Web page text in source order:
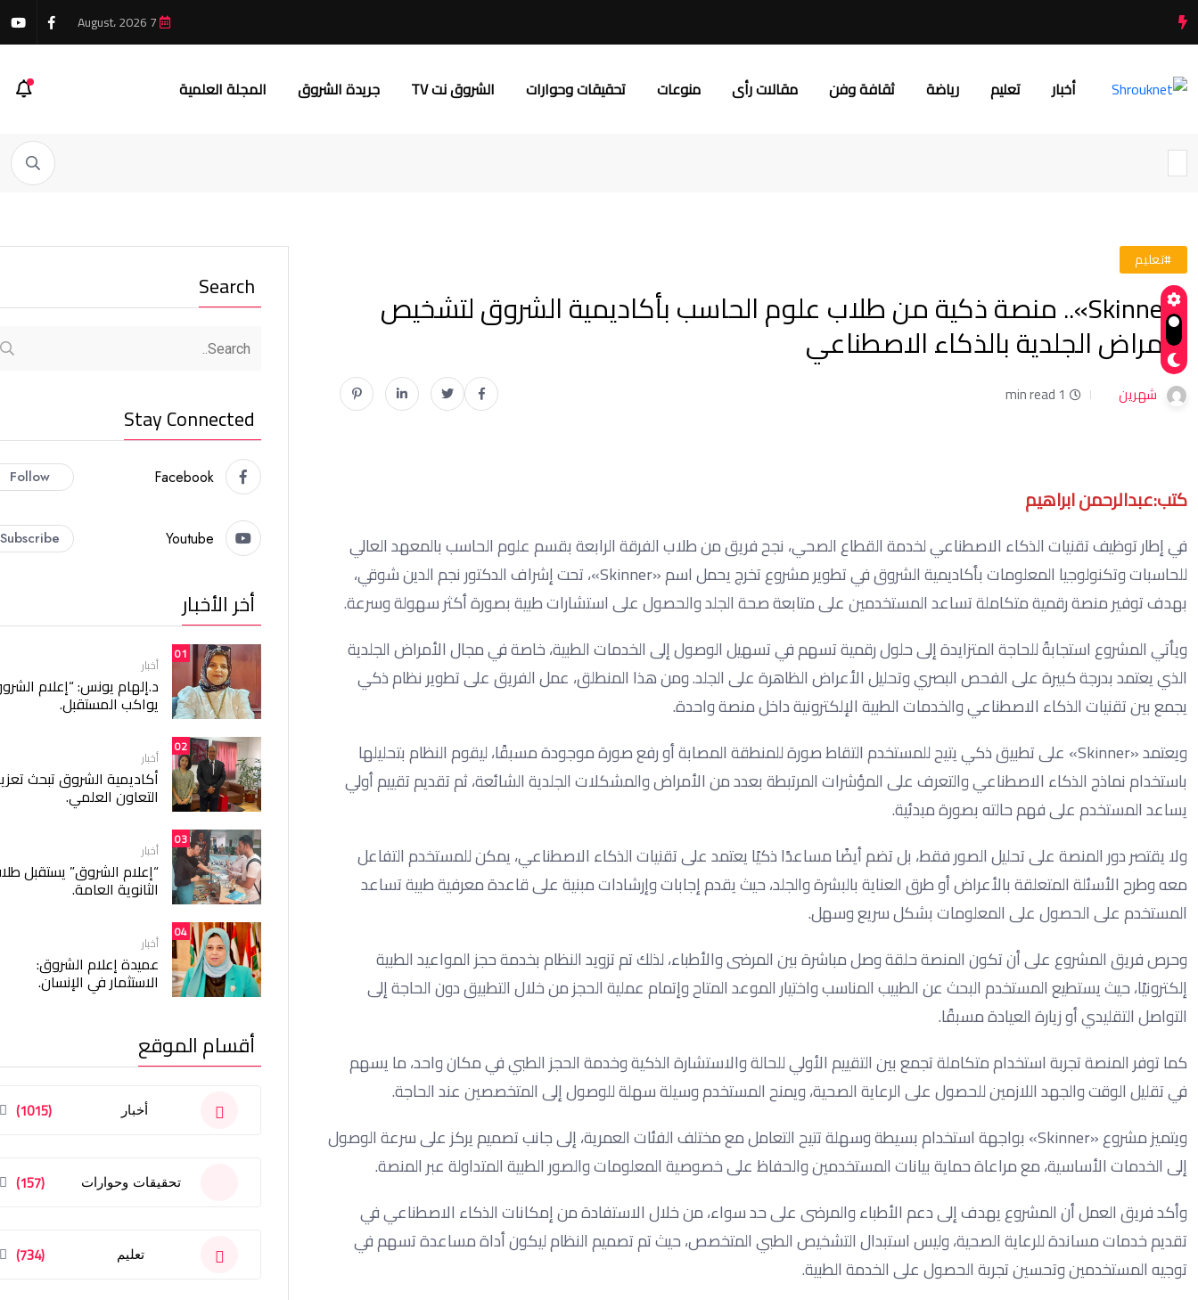
أخبار تعليم رياضة ثقافة وفن مقالات رأى منوعات تحقيقات وحوارات الشروق نت TV جريدة الشروق المجلة العلمية
#تعليم
«Skinner».. منصة ذكية من طلاب علوم الحاسب بأكاديمية الشروق لتشخيص
الأمراض الجلدية بالذكاء الاصطناعي
شهرين 1 min read
كتب:عبدالرحمن ابراهيم
في إطار توظيف تقنيات الذكاء الاصطناعي لخدمة القطاع الصحي، نجح فريق من طلاب الفرقة الرابعة بقسم علوم الحاسب بالمعهد العالي
للحاسبات وتكنولوجيا المعلومات بأكاديمية الشروق في تطوير مشروع تخرج يحمل اسم «Skinner»، تحت إشراف الدكتور نجم الدين شوقي،
بهدف توفير منصة رقمية متكاملة تساعد المستخدمين على متابعة صحة الجلد والحصول على استشارات طبية بصورة أكثر سهولة وسرعة.
ويأتي المشروع استجابةً للحاجة المتزايدة إلى حلول رقمية تسهم في تسهيل الوصول إلى الخدمات الطبية، خاصة في مجال الأمراض الجلدية
الذي يعتمد بدرجة كبيرة على الفحص البصري وتحليل الأعراض الظاهرة على الجلد. ومن هذا المنطلق، عمل الفريق على تطوير نظام ذكي
يجمع بين تقنيات الذكاء الاصطناعي والخدمات الطبية الإلكترونية داخل منصة واحدة.
ويعتمد «Skinner» على تطبيق ذكي يتيح للمستخدم التقاط صورة للمنطقة المصابة أو رفع صورة موجودة مسبقًا، ليقوم النظام بتحليلها
باستخدام نماذج الذكاء الاصطناعي والتعرف على المؤشرات المرتبطة بعدد من الأمراض والمشكلات الجلدية الشائعة، ثم تقديم تقييم أولي
يساعد المستخدم على فهم حالته بصورة مبدئية.
ولا يقتصر دور المنصة على تحليل الصور فقط، بل تضم أيضًا مساعدًا ذكيًا يعتمد على تقنيات الذكاء الاصطناعي، يمكن للمستخدم التفاعل
معه وطرح الأسئلة المتعلقة بالأعراض أو طرق العناية بالبشرة والجلد، حيث يقدم إجابات وإرشادات مبنية على قاعدة معرفية طبية تساعد
المستخدم على الحصول على المعلومات بشكل سريع وسهل.
وحرص فريق المشروع على أن تكون المنصة حلقة وصل مباشرة بين المرضى والأطباء، لذلك تم تزويد النظام بخدمة حجز المواعيد الطبية
إلكترونيًا، حيث يستطيع المستخدم البحث عن الطبيب المناسب واختيار الموعد المتاح وإتمام عملية الحجز من خلال التطبيق دون الحاجة إلى
التواصل التقليدي أو زيارة العيادة مسبقًا.
كما توفر المنصة تجربة استخدام متكاملة تجمع بين التقييم الأولي للحالة والاستشارة الذكية وخدمة الحجز الطبي في مكان واحد، ما يسهم
في تقليل الوقت والجهد اللازمين للحصول على الرعاية الصحية، ويمنح المستخدم وسيلة سهلة للوصول إلى المتخصصين عند الحاجة.
ويتميز مشروع «Skinner» بواجهة استخدام بسيطة وسهلة تتيح التعامل مع مختلف الفئات العمرية، إلى جانب تصميم يركز على سرعة الوصول
إلى الخدمات الأساسية، مع مراعاة حماية بيانات المستخدمين والحفاظ على خصوصية المعلومات والصور الطبية المتداولة عبر المنصة.
وأكد فريق العمل أن المشروع يهدف إلى دعم الأطباء والمرضى على حد سواء، من خلال الاستفادة من إمكانات الذكاء الاصطناعي في
تقديم خدمات مساندة للرعاية الصحية، وليس استبدال التشخيص الطبي المتخصص، حيث تم تصميم النظام ليكون أداة مساعدة تسهم في
توجيه المستخدمين وتحسين تجربة الحصول على الخدمة الطبية.
Search
Stay Connected
Facebook
Follow
Youtube
Subscribe
أخر الأخبار
01
أخبار
د.إلهام يونس: “إعلام
يواكب المستقبل.
02
أخبار
أكاديمية الشروق تبحث
التعاون العلمي.
03
أخبار
“إعلام الشروق” يستقبل
الثانوية العامة.
04
أخبار
عميدة إعلام الشروق:
الاستثمار في الإنسان.
أقسام الموقع
أخبار (1015)
تحقيقات وحوارات (157)
تعليم (734)